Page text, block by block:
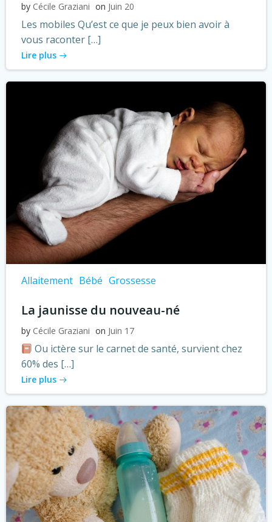
by Cécile Graziani on Juin 20
Les mobiles Qu’est ce que je peux bien avoir à
vous raconter […]
Lire plus
Allaitement Bébé Grossesse
La jaunisse du nouveau-né
by Cécile Graziani on Juin 17
Ou ictère sur le carnet de santé, survient chez
60% des […]
Lire plus